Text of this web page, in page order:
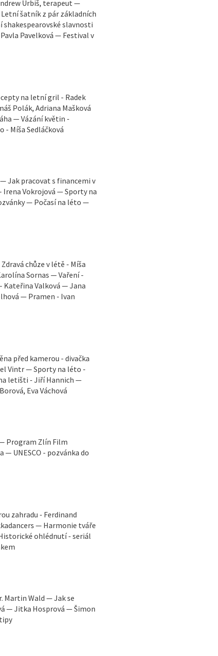
Urbiš, terapeut —
šatník z pár základních
slavnosti
Pavelková — Festival v
na letní gril - Radek
Polák, Adriana Mašková
— Vázání květin -
Míša Sedláčková
Jak pracovat s financemi v
Vokrojová — Sporty na
— Počasí na léto —
chůze v létě - Míša
Sornas — Vaření -
Kateřina Valková — Jana
— Pramen - Ivan
před kamerou - divačka
Vintr — Sporty na léto -
letišti - Jiří Hannich —
Eva Váchová
Program Zlín Film
UNESCO - pozvánka do
zahradu - Ferdinand
— Harmonie tváře
ohlédnutí - seriál
Martin Wald — Jak se
— Jitka Hosprová — Šimon